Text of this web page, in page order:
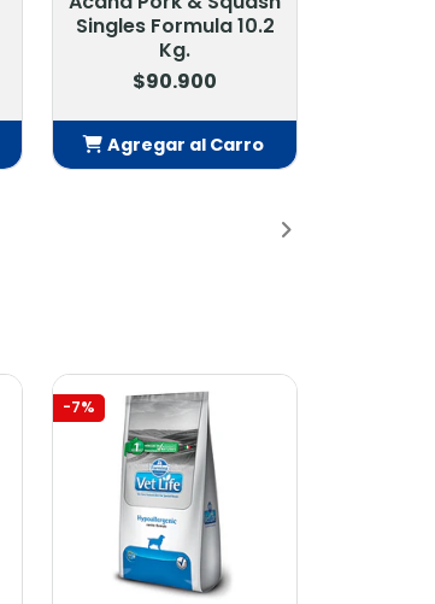
Singles Formula 10.2
Kg.
$90.900
Agregar al Carro
-7%